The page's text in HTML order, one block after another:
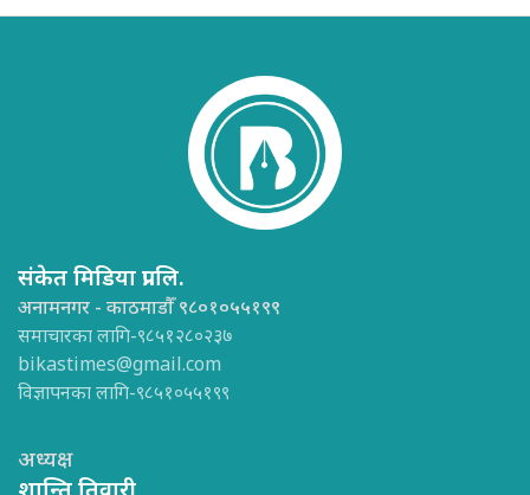
संकेत मिडिया प्रा.लि.
अनामनगर - काठमाडौँ ९८०१०५५१९९
समाचारका लागि-९८५१२८०२३७
bikastimes@gmail.com
विज्ञापनका लागि-९८५१०५५१९९
अध्यक्ष